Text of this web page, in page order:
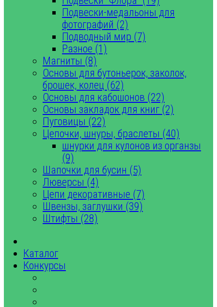
Подвески-медальоны для
фотографий (2)
Подводный мир (7)
Разное (1)
Магниты (8)
Основы для бутоньерок, заколок,
брошек, колец (62)
Основы для кабошонов (22)
Основы закладок для книг (2)
Пуговицы (22)
Цепочки, шнуры, браслеты (40)
шнурки для кулонов из органзы
(9)
Шапочки для бусин (5)
Люверсы (4)
Цепи декоративные (7)
Швензы, заглушки (39)
Штифты (28)
Каталог
Конкурсы